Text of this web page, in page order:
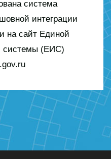
система
интеграции
на сайт Единой
системы (ЕИС)